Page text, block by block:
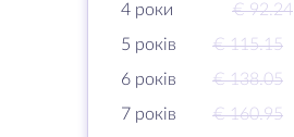
4 роки
€ 92.24
5 років
€ 115.15
6 років
€ 138.05
7 років
€ 160.95